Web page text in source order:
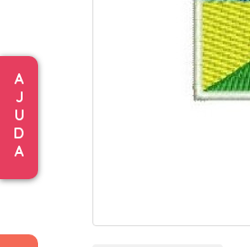
A
J
U
D
A